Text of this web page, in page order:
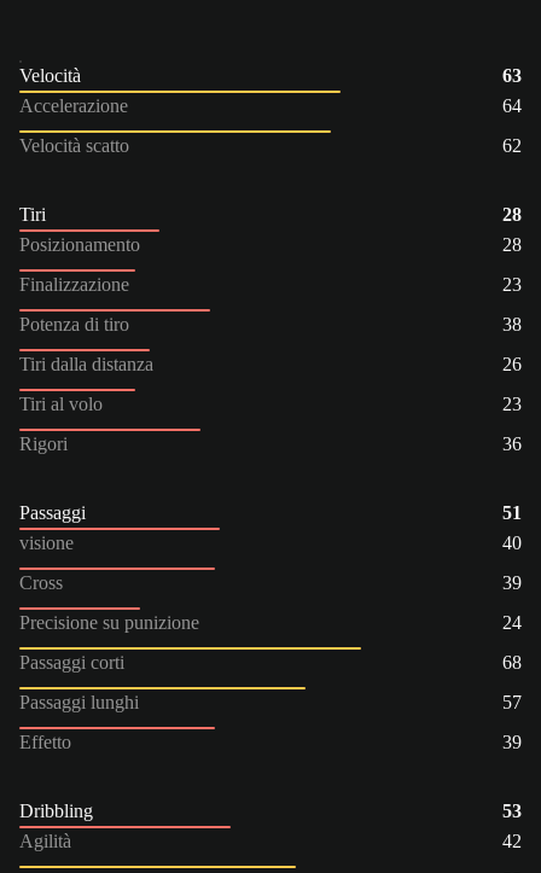
Velocità
63
Accelerazione
64
Velocità scatto
62
Tiri
28
Posizionamento
28
Finalizzazione
23
Potenza di tiro
38
Tiri dalla distanza
26
Tiri al volo
23
Rigori
36
Passaggi
51
visione
40
Cross
39
Precisione su punizione
24
Passaggi corti
68
Passaggi lunghi
57
Effetto
39
Dribbling
53
Agilità
42